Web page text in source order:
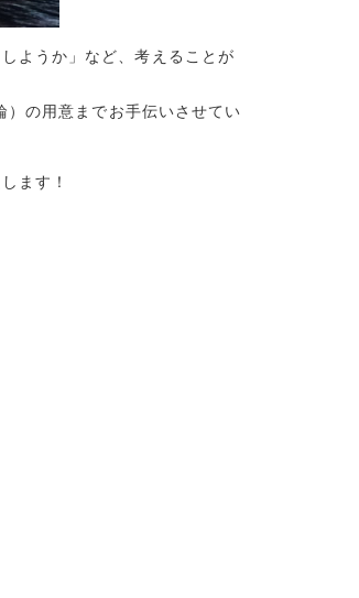
ようか」など、考えることが
）の用意までお手伝いさせてい
ます！